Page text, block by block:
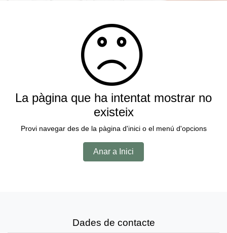
La pàgina que ha intentat mostrar no
existeix
Provi navegar des de la pàgina d'inici o el menú d'opcions
Anar a Inici
Dades de contacte